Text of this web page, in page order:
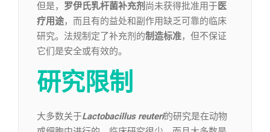
但是， 罗伊氏乳杆菌补充剂 尚未获得批准用于医
疗用途，而且有的益处和副作用缺乏可靠的临床
研究。法规制定了补充剂的制造标准，但不保证
它们是安全或有效的。
研究限制
大多数关于Lactobacillus reuteri的研究是在动物